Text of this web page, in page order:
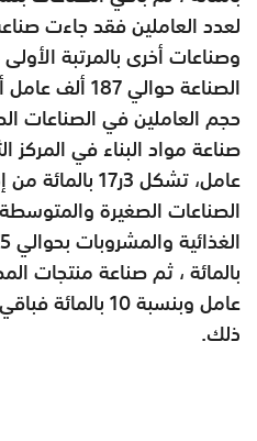
لعدد العاملين فقد جاءت
وصناعات أخرى بالمرتبة
حجم العاملين في الصناعات
عامل، تشكل
الصناعات الصغيرة
عامل وبنسبة 10
ذلك.